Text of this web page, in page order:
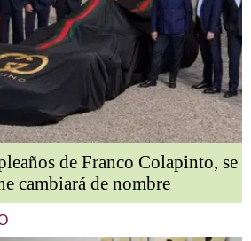
de Franco Colapinto, se
cambiará de nombre